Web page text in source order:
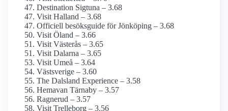
Destination Sigtuna – 3.68
Visit Halland – 3.68
Officiell besöksguide för Jönköping – 3.68
Visit Öland – 3.66
Visit Västerås – 3.65
Visit Dalarna – 3.65
Visit Umeå – 3.64
Västsverige – 3.60
The Dalsland Experience – 3.58
Hemavan Tärnaby – 3.57
Ragnerud – 3.57
Visit Trelleborg – 3.56